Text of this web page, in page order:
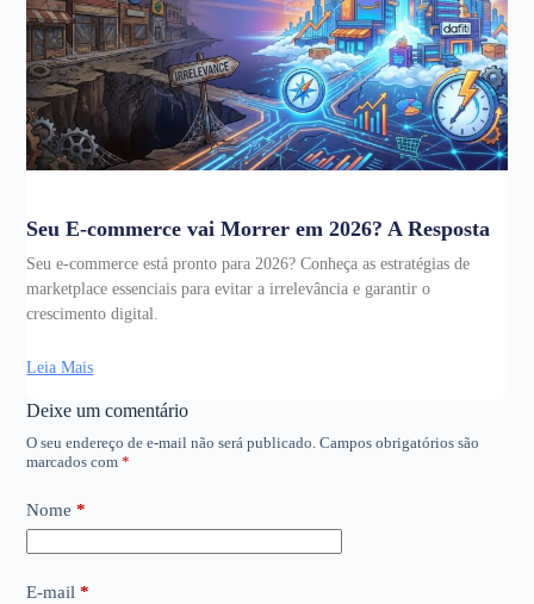
Seu E-commerce vai Morrer em 2026? A Resposta
Seu e-commerce está pronto para 2026? Conheça as estratégias de
marketplace essenciais para evitar a irrelevância e garantir o
crescimento digital.
Leia Mais
Deixe um comentário
O seu endereço de e-mail não será publicado. Campos obrigatórios são
marcados com*
Nome *
E-mail *